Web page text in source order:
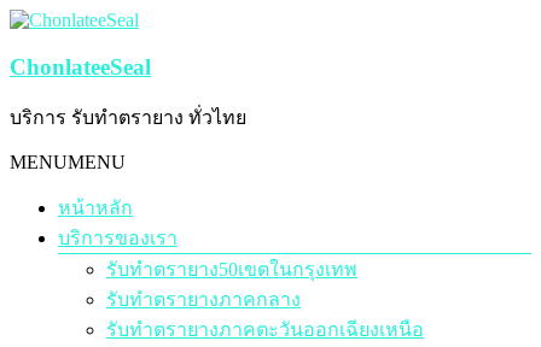
Skip
content
ChonlateeSeal
บริการ รับทำตรายาง ทั่วไทย
Menu
MENUMENU
หน้าหลัก
บริการของเรา
รับทำตรายาง50เขตในกรุงเทพ
รับทำตรายางภาคกลาง
รับทำตรายางภาคตะวันออกเฉียงเหนือ